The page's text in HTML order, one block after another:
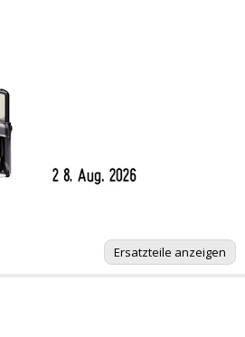
Ersatzteile anzeigen